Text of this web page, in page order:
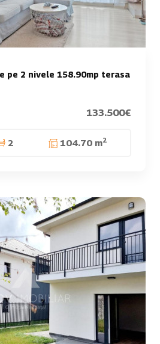
pe 2 nivele 158.90mp terasa
133.500€
2 104.70 m2